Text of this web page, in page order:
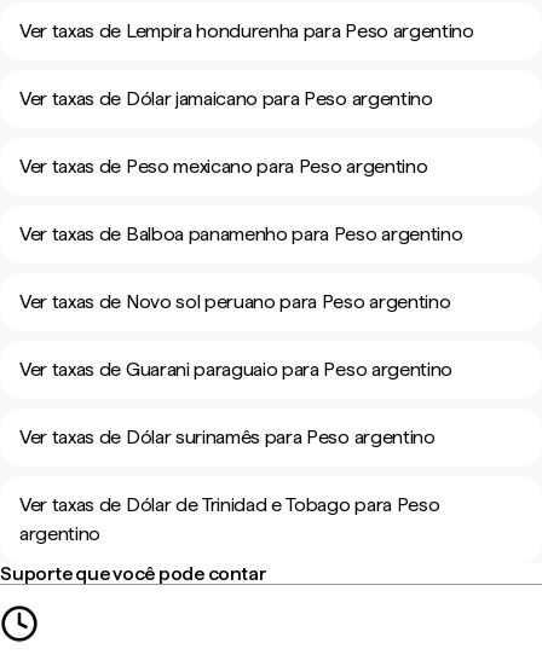
Ver taxas de Lempira hondurenha para Peso argentino
Ver taxas de Dólar jamaicano para Peso argentino
Ver taxas de Peso mexicano para Peso argentino
Ver taxas de Balboa panamenho para Peso argentino
Ver taxas de Novo sol peruano para Peso argentino
Ver taxas de Guarani paraguaio para Peso argentino
Ver taxas de Dólar surinamês para Peso argentino
Ver taxas de Dólar de Trinidad e Tobago para Peso
argentino
Suporte que você pode contar